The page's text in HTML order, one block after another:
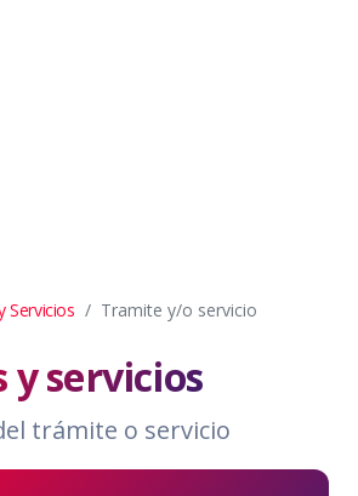
Servicios Tramite y/o servicio
y servicios
trámite o servicio